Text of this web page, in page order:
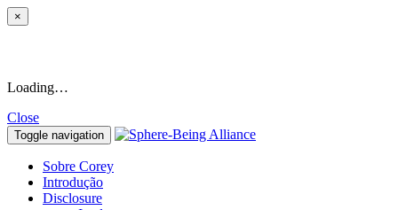
×
Loading…
Close
Toggle navigation
Sobre Corey
Introdução
Disclosure